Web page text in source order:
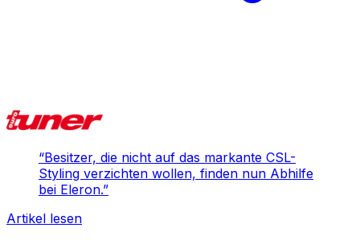
“Besitzer, die nicht auf das markante CSL-
Styling verzichten wollen, finden nun Abhilfe
bei Eleron.”
Artikel lesen